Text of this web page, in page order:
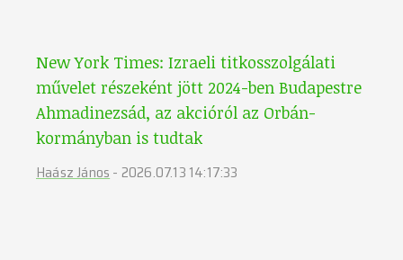
New York Times: Izraeli titkosszolgálati
művelet részeként jött 2024-ben Budapestre
Ahmadinezsád, az akcióról az Orbán-
kormányban is tudtak
Haász János- 2026.07.13 14:17:33